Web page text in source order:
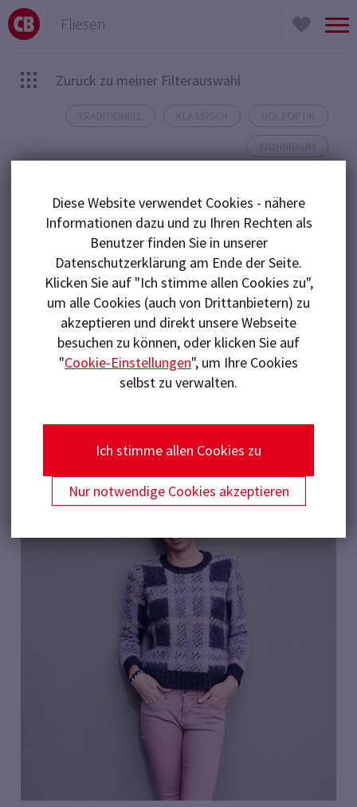
Fliesen
Zurück zu meiner Filterauswahl
WOHNRAUM
Moderner Chic auf rustikalemGrund.
Abwechslungsreiche Holzoptik
Rustikal heißt „Omas Stube“? Diese Fliesen in
rustikaler Holzoptik beweisen das Gegenteil. Starke
Farbvariationen und Äste machen sich auch in einer
modern chicen Umgebung sehr gut, unterstreichen
den Kontrast und lassen moderne Elemente
FLIESE AUF IHRE MERKLISTE SETZEN
Diese Website verwendet Cookies - nähere
Informationen dazu und zu Ihren Rechten als
Benutzer finden Sie in unserer
Datenschutzerklärung am Ende der Seite.
Klicken Sie auf "Ich stimme allen Cookies zu",
um alle Cookies (auch von Drittanbietern) zu
akzeptieren und direkt unsere Webseite
besuchen zu können, oder klicken Sie auf
"Cookie-Einstellungen", um Ihre Cookies
selbst zu verwalten.
Ich stimme allen Cookies zu
Nur notwendige Cookies akzeptieren